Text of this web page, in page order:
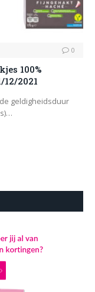
0
100%
2021
geldigheidsduur